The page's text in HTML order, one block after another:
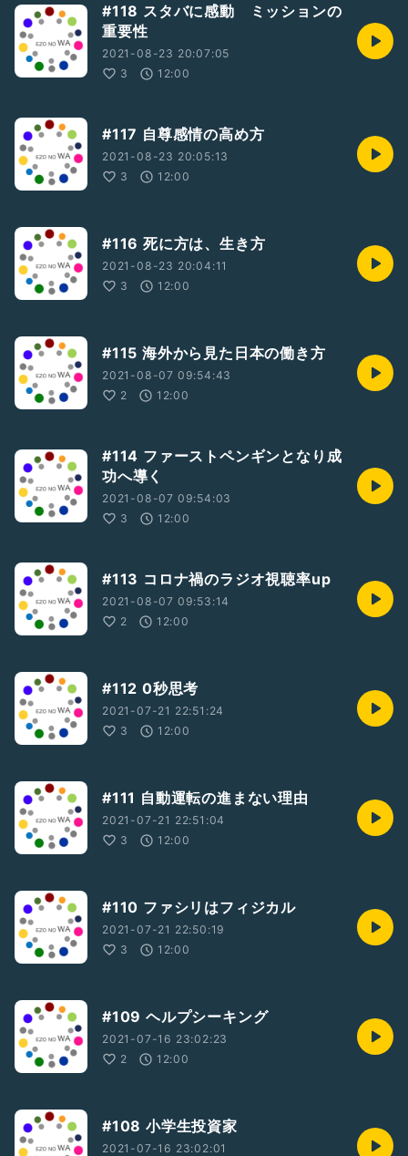
#118 スタバに感動 ミッションの
重要性
2021-08-23 20:07:05
3
12:00
#117 自尊感情の高め方
2021-08-23 20:05:13
3
12:00
#116 死に方は、生き方
2021-08-23 20:04:11
3
12:00
#115 海外から見た日本の働き方
2021-08-07 09:54:43
2
12:00
#114 ファーストペンギンとなり成
功へ導く
2021-08-07 09:54:03
3
12:00
#113 コロナ禍のラジオ視聴率up
2021-08-07 09:53:14
2
12:00
#112 0秒思考
2021-07-21 22:51:24
3
12:00
#111 自動運転の進まない理由
2021-07-21 22:51:04
3
12:00
#110 ファシリはフィジカル
2021-07-21 22:50:19
3
12:00
#109 ヘルプシーキング
2021-07-16 23:02:23
2
12:00
#108 小学生投資家
2021-07-16 23:02:01